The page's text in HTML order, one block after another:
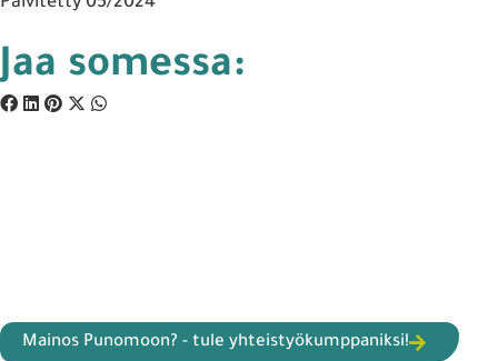
Jaa somessa:
Mainos Punomoon? - tule yhteistyökumppaniksi!